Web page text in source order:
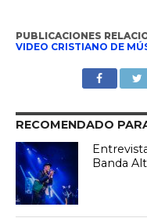
PUBLICACIONES
VIDEO CRISTIANO DE
RECOMENDADO
Banda